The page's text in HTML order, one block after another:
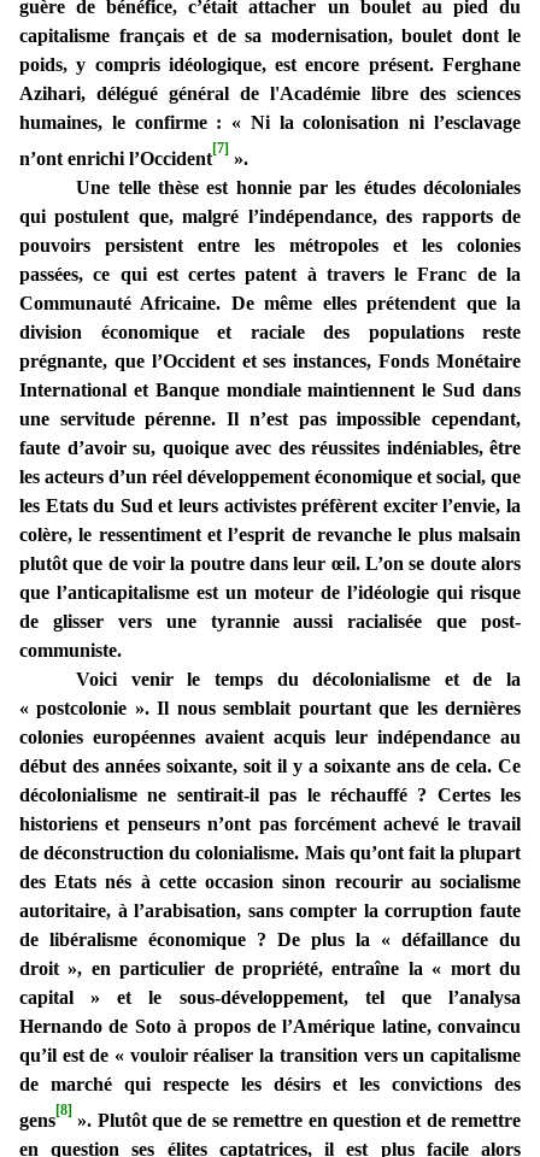
guère de bénéfice, c’était attacher un boulet au pied du
capitalisme français et de sa modernisation, boulet dont le
poids, y compris idéologique, est encore présent. Ferghane
Azihari, délégué général de l'Académie libre des sciences
humaines, le confirme : « Ni la colonisation ni l’esclavage
n’ont enrichi l’Occident[7] ».
Une telle thèse est honnie par les études décoloniales
qui postulent que, malgré l’indépendance, des rapports de
pouvoirs persistent entre les métropoles et les colonies
passées, ce qui est certes patent à travers le Franc de la
Communauté Africaine. De même elles prétendent que la
division économique et raciale des populations reste
prégnante, que l’Occident et ses instances, Fonds Monétaire
International et Banque mondiale maintiennent le Sud dans
une servitude pérenne. Il n’est pas impossible cependant,
faute d’avoir su, quoique avec des réussites indéniables, être
les acteurs d’un réel développement économique et social, que
les Etats du Sud et leurs activistes préfèrent exciter l’envie, la
colère, le ressentiment et l’esprit de revanche le plus malsain
plutôt que de voir la poutre dans leur œil. L’on se doute alors
que l’anticapitalisme est un moteur de l’idéologie qui risque
de glisser vers une tyrannie aussi racialisée que post-
communiste.
Voici venir le temps du décolonialisme et de la
« postcolonie ». Il nous semblait pourtant que les dernières
colonies européennes avaient acquis leur indépendance au
début des années soixante, soit il y a soixante ans de cela. Ce
décolonialisme ne sentirait-il pas le réchauffé ? Certes les
historiens et penseurs n’ont pas forcément achevé le travail
de déconstruction du colonialisme. Mais qu’ont fait la plupart
des Etats nés à cette occasion sinon recourir au socialisme
autoritaire, à l’arabisation, sans compter la corruption faute
de libéralisme économique ? De plus la « défaillance du
droit », en particulier de propriété, entraîne la « mort du
capital » et le sous-développement, tel que l’analysa
Hernando de Soto à propos de l’Amérique latine, convaincu
qu’il est de « vouloir réaliser la transition vers un capitalisme
de marché qui respecte les désirs et les convictions des
gens[8] ». Plutôt que de se remettre en question et de remettre
en question ses élites captatrices, il est plus facile alors